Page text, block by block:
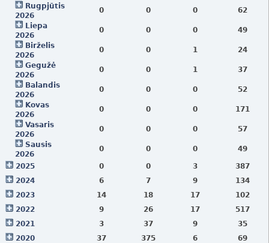
Rugpjūtis
2026
0 0 0
62
Liepa
2026
0 0 0
49
Birželis
2026
0 0 1
24
Gegužė
2026
0 0 1
37
Balandis
2026
0 0 0
52
Kovas
2026
0 0 0
171
Vasaris
2026
0 0 0
57
Sausis
2026
0 0 0
49
2025
0 0 3
387
2024
6 7 9
134
2023
14 18 17
102
2022
9 26 17
517
2021
3 37 9
35
2020
37 375 6
69